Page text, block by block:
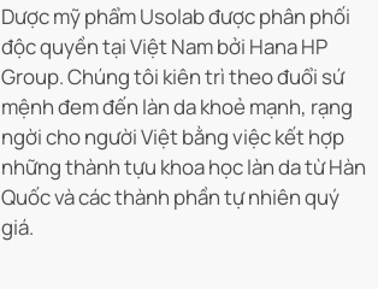
Dược mỹ phẩm Usolab được phân phối
độc quyền tại Việt Nam bởi Hana HP
Group. Chúng tôi kiên trì theo đuổi sứ
mệnh đem đến làn da khoẻ mạnh, rạng
ngời cho người Việt bằng việc kết hợp
những thành tựu khoa học làn da từ Hàn
Quốc và các thành phần tự nhiên quý
giá.